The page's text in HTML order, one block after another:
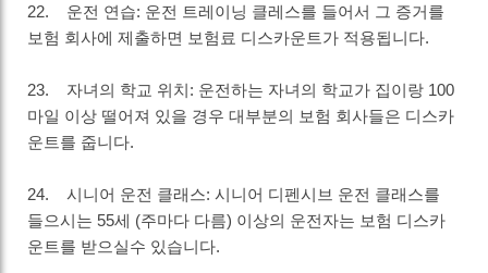
22. 운전 연습: 운전 트레이닝 클레스를 들어서 그 증거를
보험 회사에 제출하면 보험료 디스카운트가 적용됩니다.
23. 자녀의 학교 위치: 운전하는 자녀의 학교가 집이랑 100
마일 이상 떨어져 있을 경우 대부분의 보험 회사들은 디스카
운트를 줍니다.
24. 시니어 운전 클래스: 시니어 디펜시브 운전 클래스를
들으시는 55세 (주마다 다름) 이상의 운전자는 보험 디스카
운트를 받으실수 있습니다.